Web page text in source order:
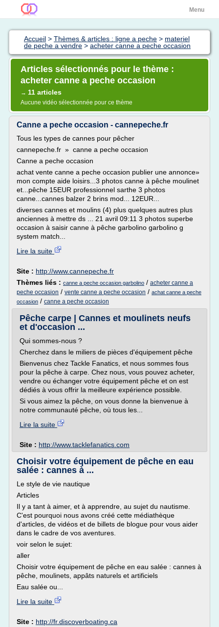
Menu
Accueil > Thèmes & articles : ligne a peche > materiel
de peche a vendre > acheter canne a peche occasion
Articles sélectionnés pour le thème :
acheter canne a peche occasion
→ 11 articles
Aucune vidéo sélectionnée pour ce thème
Canne a peche occasion - cannepeche.fr
Tous les types de cannes pour pêcher
cannepeche.fr » canne a peche occasion
Canne a peche occasion
achat vente canne a peche occasion publier une annonce»
mon compte aide loisirs...3 photos canne à pêche moulinet
et...pêche 15EUR professionnel sarthe 3 photos
canne...cannes balzer 2 brins mod... 12EUR...
diverses cannes et moulins (4) plus quelques autres plus
anciennes à mettre ds ... 21 avril 09:11 3 photos superbe
occasion à saisir canne à pêche garbolino garbolino g
system match...
Lire la suite
Site : http://www.cannepeche.fr
Thèmes liés : canne a peche occasion garbolino / acheter canne a
peche occasion / vente canne a peche occasion / achat canne a peche
occasion / canne a peche occasion
Pêche carpe | Cannes et moulinets neufs
et d'occasion ...
Qui sommes-nous ?
Cherchez dans le miliers de pièces d'équipement pêche
Bienvenus chez Tackle Fanatics, et nous sommes fous
pour la pêche à carpe. Chez nous, vous pouvez acheter,
vendre ou échanger votre équipement pêche et on est
dédiés à vous offrir la meilleure expérience possible.
Si vous aimez la pêche, on vous donne la bienvenue à
notre communauté pêche, où tous les...
Lire la suite
Site : http://www.tacklefanatics.com
Choisir votre équipement de pêche en eau
salée : cannes à ...
Le style de vie nautique
Articles
Il y a tant à aimer, et à apprendre, au sujet du nautisme.
C'est pourquoi nous avons créé cette médiathèque
d'articles, de vidéos et de billets de blogue pour vous aider
dans le cadre de vos aventures.
voir selon le sujet:
aller
Choisir votre équipement de pêche en eau salée : cannes à
pêche, moulinets, appâts naturels et artificiels
Eau salée ou...
Lire la suite
Site : http://fr.discoverboating.ca